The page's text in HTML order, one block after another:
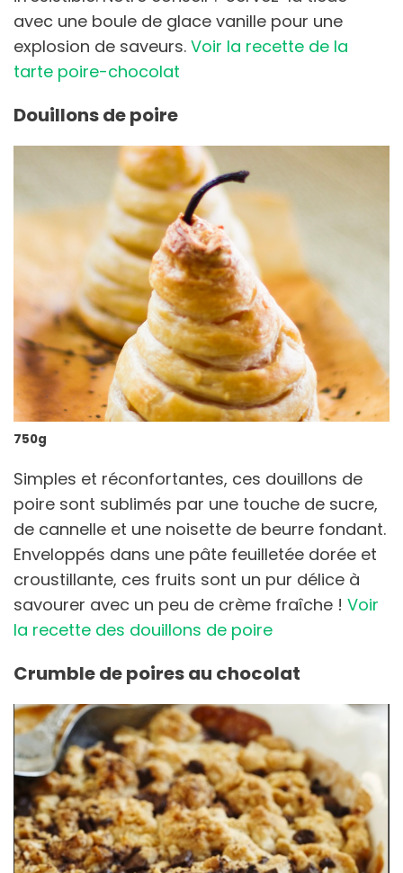
avec une boule de glace vanille pour une
explosion de saveurs. Voir la recette de la
tarte poire-chocolat
Douillons de poire
750g
Simples et réconfortantes, ces douillons de
poire sont sublimés par une touche de sucre,
de cannelle et une noisette de beurre fondant.
Enveloppés dans une pâte feuilletée dorée et
croustillante, ces fruits sont un pur délice à
savourer avec un peu de crème fraîche ! Voir
la recette des douillons de poire
Crumble de poires au chocolat